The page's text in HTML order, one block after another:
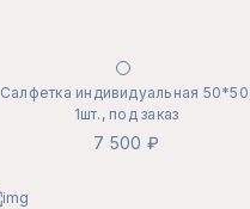
Салфетка индивидуальная
1шт., под заказ
7 500 ₽